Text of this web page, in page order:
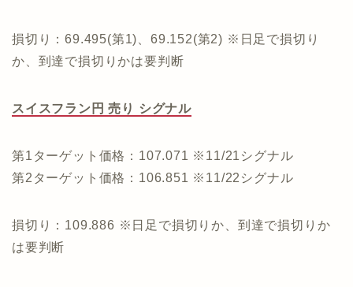
損切り：69.495(第1)、69.152(第2) ※日足で損切り
か、到達で損切りかは要判断
スイスフラン円 売り シグナル
第1ターゲット価格：107.071 ※11/21シグナル
第2ターゲット価格：106.851 ※11/22シグナル
損切り：109.886 ※日足で損切りか、到達で損切りか
は要判断